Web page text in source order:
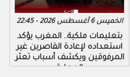
الخميس 6 أغسطس 2026 - 22:45
بتعليمات ملكية.. المغرب يؤكد
استعداده لإعادة القاصرين غير
المرفوقين ويكشف أسباب تعثر
العملية